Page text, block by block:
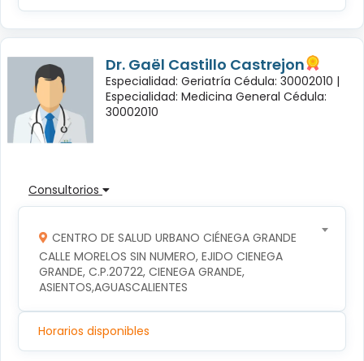
Dr. Gaël Castillo Castrejon
Especialidad: Geriatría Cédula: 30002010 |
Especialidad: Medicina General Cédula:
30002010
Consultorios
CENTRO DE SALUD URBANO CIÉNEGA GRANDE
CALLE MORELOS SIN NUMERO, EJIDO CIENEGA
GRANDE, C.P.20722, CIENEGA GRANDE,
ASIENTOS,AGUASCALIENTES
Horarios disponibles